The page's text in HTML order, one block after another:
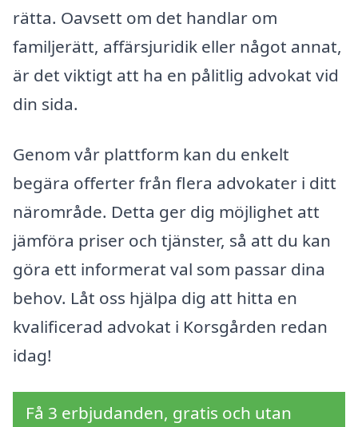
rätta. Oavsett om det handlar om
familjerätt, affärsjuridik eller något annat,
är det viktigt att ha en pålitlig advokat vid
din sida.
Genom vår plattform kan du enkelt
begära offerter från flera advokater i ditt
närområde. Detta ger dig möjlighet att
jämföra priser och tjänster, så att du kan
göra ett informerat val som passar dina
behov. Låt oss hjälpa dig att hitta en
kvalificerad advokat i Korsgården redan
idag!
Få 3 erbjudanden, gratis och utan